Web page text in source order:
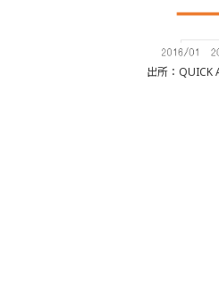
出所：QUICK